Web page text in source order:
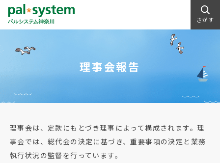
さがす
理事会報告
理事会は、定款にもとづき理事によって構成されます。理
事会では、総代会の決定に基づき、重要事項の決定と業務
執行状況の監督を行っています。